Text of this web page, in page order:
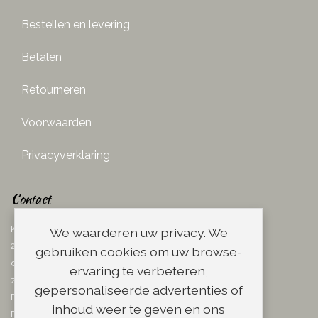
Bestellen en levering
Betalen
Retourneren
Voorwaarden
Privacyverklaring
Contact
Ketelboetersteeg 29
2311 TN Leiden
dins. - vrij. 08.00 - 17.00 uur
zaterdag 08.00 - 13.00 uur
Email:info@scheerwinkel.nl
Bel: 071 - 5128188
We waarderen uw privacy. We
gebruiken cookies om uw browse-
ervaring te verbeteren,
gepersonaliseerde advertenties of
inhoud weer te geven en ons